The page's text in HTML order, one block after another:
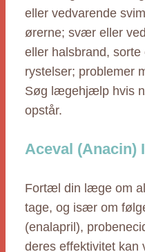
eller vedvarende
ørerne; svær eller
eller halsbrand,
rystelser; problemer
Søg lægehjælp hvis
opstår.
Aceval (Anacin)
Fortæl din læge om
tage, og især om
(enalapril),
deres effektivitet